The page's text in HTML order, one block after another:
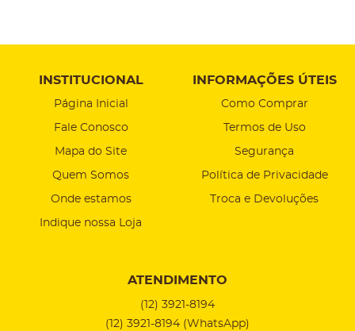
INSTITUCIONAL
Página Inicial
Fale Conosco
Mapa do Site
Quem Somos
Onde estamos
Indique nossa Loja
INFORMAÇÕES ÚTEIS
Como Comprar
Termos de Uso
Segurança
Política de Privacidade
Troca e Devoluções
ATENDIMENTO
(12) 3921-8194
(12) 3921-8194 (WhatsApp)